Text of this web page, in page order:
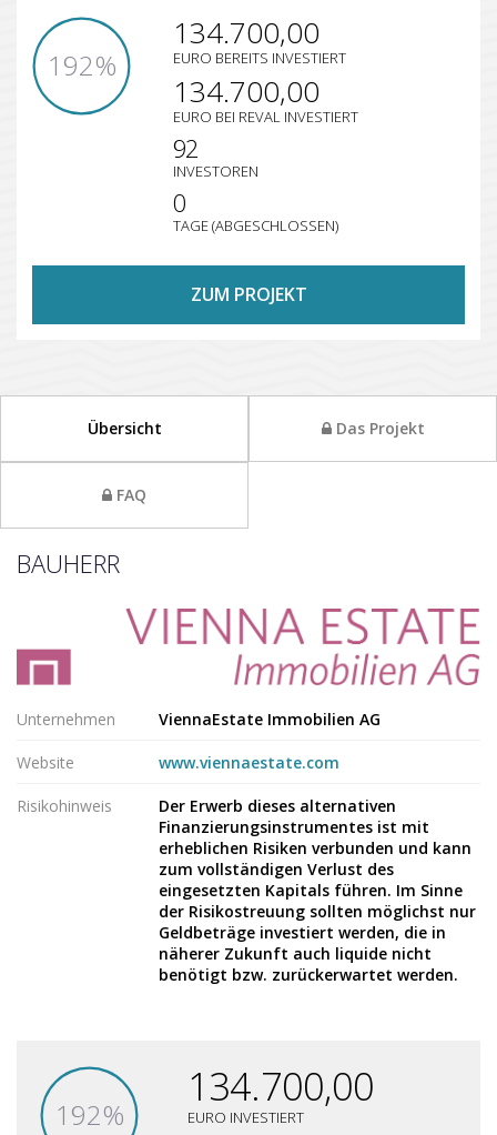
192%
134.700,00
EURO BEREITS INVESTIERT
134.700,00
EURO BEI REVAL INVESTIERT
92
INVESTOREN
0
TAGE (ABGESCHLOSSEN)
ZUM PROJEKT
Übersicht Das Projekt
FAQ
BAUHERR
Unternehmen ViennaEstate Immobilien AG
Website www.viennaestate.com
Risikohinweis
Der Erwerb dieses alternativen
Finanzierungsinstrumentes ist mit
erheblichen Risiken verbunden und kann
zum vollständigen Verlust des
eingesetzten Kapitals führen. Im Sinne
der Risikostreuung sollten möglichst nur
Geldbeträge investiert werden, die in
näherer Zukunft auch liquide nicht
benötigt bzw. zurückerwartet werden.
192%
134.700,00
EURO INVESTIERT